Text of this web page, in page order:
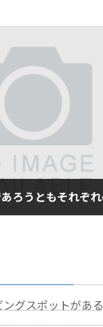
グスポットがあ